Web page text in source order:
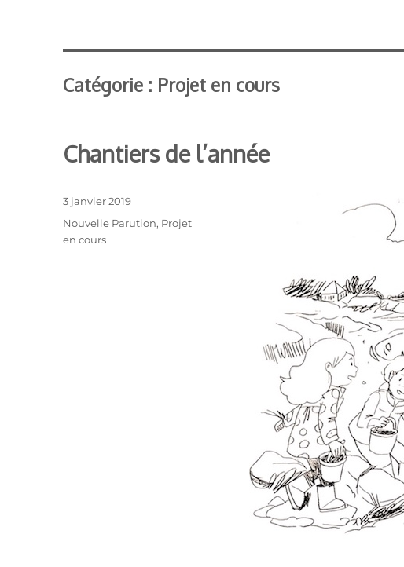
Catégorie : Projet en cours
Chantiers de l’année
Publié
3 janvier 2019
Catégories
Nouvelle Parution, Projet
en cours